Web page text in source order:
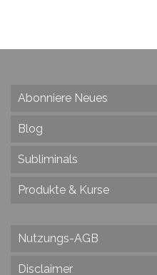
Abonniere Neues
Blog
Subliminals
Produkte & Kurse
Nutzungs-AGB
Disclaimer